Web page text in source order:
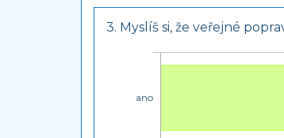
3. Myslíš si, že veřejné